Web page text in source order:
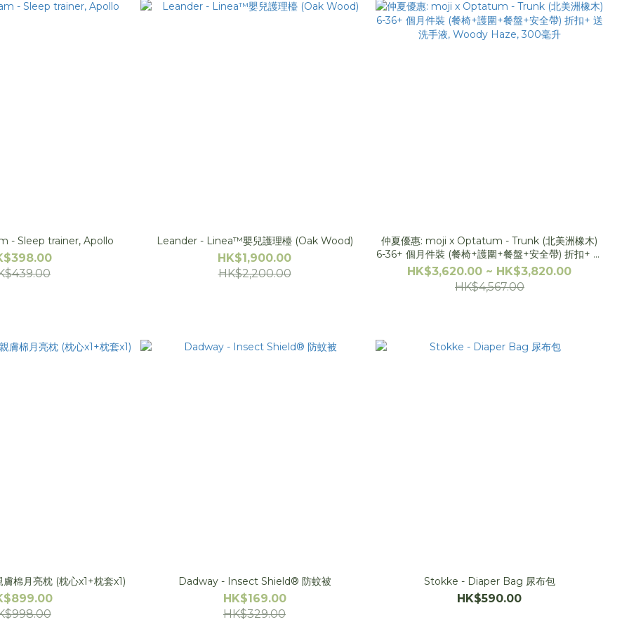
flow Amsterdam - Sleep trainer, Apollo Leander - Linea™嬰兒護理檯 (Oak Wood)
HK$1,900.00
HK$2,200.00
仲夏優惠: moji x Optatum - Trunk (北美洲橡木)
6-36+ 個月件裝 (餐椅+護圍+餐盤+安全帶) 折扣+ 送
洗手液, Woody Haze, 300毫升
HK$3,620.00 ~ HK$3,820.00
HK$4,567.00
棉月亮枕 (枕心x1+枕套x1) Dadway - Insect Shield® 防蚊被
HK$169.00
HK$329.00
Stokke - Diaper Bag 尿布包
HK$590.00